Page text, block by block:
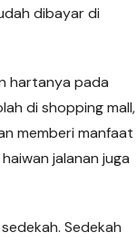
dibayar di
hartanya pada
di shopping mall,
memberi manfaat
jalanan juga
Sedekah